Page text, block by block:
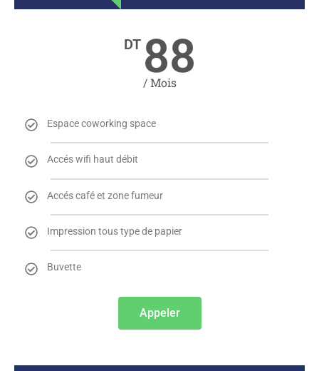
DT 88
/ Mois
Espace coworking space
Accés wifi haut débit
Accés café et zone fumeur
Impression tous type de papier
Buvette
Appeler